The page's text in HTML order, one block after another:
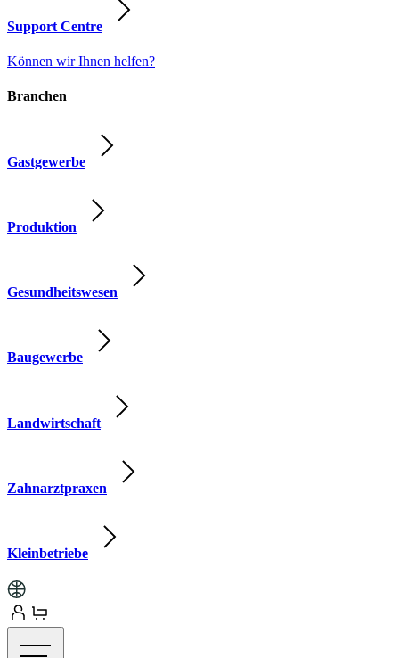
Support Centre
Können wir Ihnen helfen?
Branchen
Gastgewerbe
Produktion
Gesundheitswesen
Baugewerbe
Landwirtschaft
Zahnarztpraxen
Kleinbetriebe